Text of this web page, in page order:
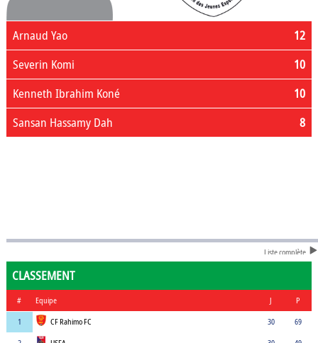
12
Arnaud Yao
10
Severin Komi
10
Kenneth Ibrahim Koné
8
Sansan Hassamy Dah
Liste complète
CLASSEMENT
# Equipe J
P
1
CF Rahimo FC 30
69